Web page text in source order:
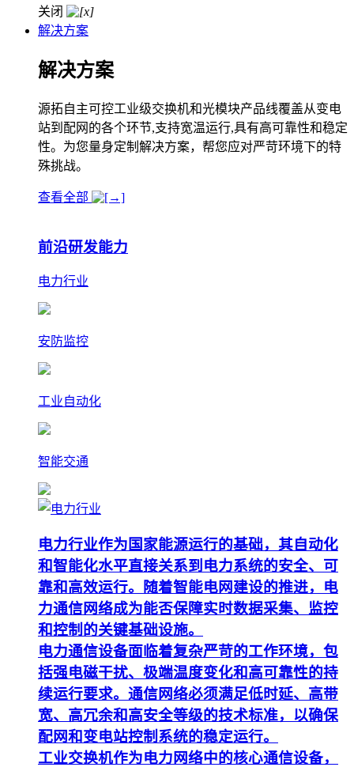
关闭
解决方案
解决方案
源拓自主可控工业级交换机和光模块产品线覆盖从变电
站到配网的各个环节,支持宽温运行,具有高可靠性和稳定
性。为您量身定制解决方案，帮您应对严苛环境下的特
殊挑战。
查看全部
前沿研发能力
电力行业
安防监控
工业自动化
智能交通
电力行业作为国家能源运行的基础，其自动化
和智能化水平直接关系到电力系统的安全、可
靠和高效运行。随着智能电网建设的推进，电
力通信网络成为能否保障实时数据采集、监控
和控制的关键基础设施。
电力通信设备面临着复杂严苛的工作环境，包
括强电磁干扰、极端温度变化和高可靠性的持
续运行要求。通信网络必须满足低时延、高带
宽、高冗余和高安全等级的技术标准，以确保
配网和变电站控制系统的稳定运行。
工业交换机作为电力网络中的核心通信设备，